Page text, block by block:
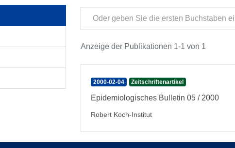
Anzeige der Publikationen 1-1 von 1
2000-02-04 Zeitschriftenartikel
Epidemiologisches Bulletin 05 / 2000
Robert Koch-Institut